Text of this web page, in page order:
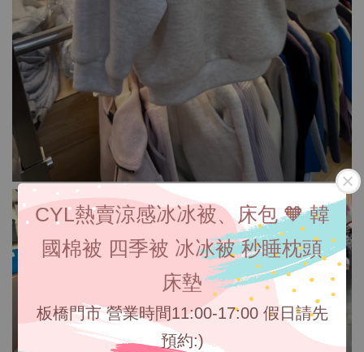
CYL熱賣涼感冰冰被、床包 🧡 韓
國棉被 四季被 冰冰被 秒睡枕頭
床墊
板橋門市 營業時間11:00-17:00 假日請先
預約:)